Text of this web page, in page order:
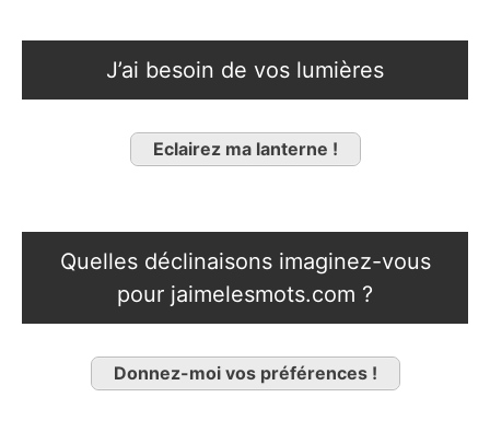
J’ai besoin de vos lumières
Eclairez ma lanterne !
Quelles déclinaisons imaginez-vous
pour jaimelesmots.com ?
Donnez-moi vos préférences !